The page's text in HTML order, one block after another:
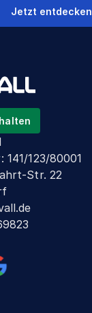
Jetzt entdecken
: 141/123/80001
Str. 22